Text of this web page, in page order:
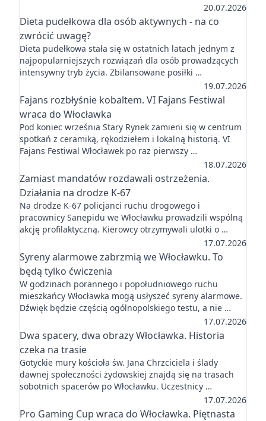
20.07.2026
Dieta pudełkowa dla osób aktywnych - na co
zwrócić uwagę?
Dieta pudełkowa stała się w ostatnich latach jednym z
najpopularniejszych rozwiązań dla osób prowadzących
intensywny tryb życia. Zbilansowane posiłki …
19.07.2026
Fajans rozbłyśnie kobaltem. VI Fajans Festiwal
wraca do Włocławka
Pod koniec września Stary Rynek zamieni się w centrum
spotkań z ceramiką, rękodziełem i lokalną historią. VI
Fajans Festiwal Włocławek po raz pierwszy …
18.07.2026
Zamiast mandatów rozdawali ostrzeżenia.
Działania na drodze K-67
Na drodze K-67 policjanci ruchu drogowego i
pracownicy Sanepidu we Włocławku prowadzili wspólną
akcję profilaktyczną. Kierowcy otrzymywali ulotki o …
17.07.2026
Syreny alarmowe zabrzmią we Włocławku. To
będą tylko ćwiczenia
W godzinach porannego i popołudniowego ruchu
mieszkańcy Włocławka mogą usłyszeć syreny alarmowe.
Dźwięk będzie częścią ogólnopolskiego testu, a nie …
17.07.2026
Dwa spacery, dwa obrazy Włocławka. Historia
czeka na trasie
Gotyckie mury kościoła św. Jana Chrzciciela i ślady
dawnej społeczności żydowskiej znajdą się na trasach
sobotnich spacerów po Włocławku. Uczestnicy …
17.07.2026
Pro Gaming Cup wraca do Włocławka. Piętnasta